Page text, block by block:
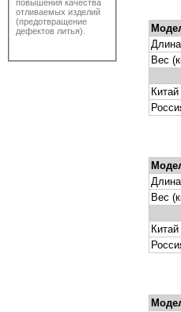
повышения качества
отливаемых изделий
(предотвращение
дефектов литья).
Вес
Вес